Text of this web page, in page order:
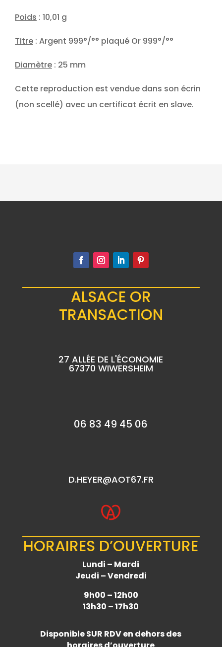
Poids : 10,01 g
Titre : Argent 999°/°° plaqué Or 999°/°°
Diamètre : 25 mm
Cette reproduction est vendue dans son écrin
(non scellé) avec un certificat écrit en slave.
ALSACE OR
TRANSACTION
27 ALLÉE DE L'ÉCONOMIE
67370 WIWERSHEIM
06 83 49 45 06
D.HEYER@AOT67.FR
HORAIRES D’OUVERTURE
Lundi – Mardi
Jeudi – Vendredi
9h00 – 12h00
13h30 – 17h30
DisponibleSUR RDVen dehors des